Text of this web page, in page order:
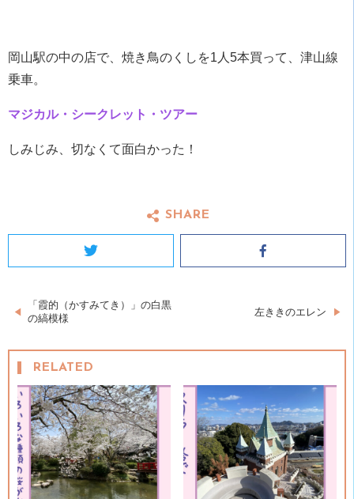
岡山駅の中の店で、焼き鳥のくしを1人5本買って、津山線
乗車。
マジカル・シークレット・ツアー
しみじみ、切なくて面白かった！
SHARE
Twitter
投
稿
ナ
ビ
ゲ
ー
「霞的（かすみてき）」の白黒
の縞模様
左ききのエレン
RELATED